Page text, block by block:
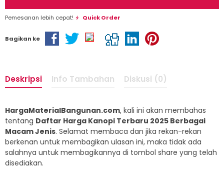
Pemesanan lebih cepat! Quick Order
Bagikan ke
Deskripsi Info Tambahan Diskusi (0)
HargaMaterialBangunan.com, kali ini akan membahas
tentang Daftar Harga Kanopi Terbaru 2025 Berbagai
Macam Jenis. Selamat membaca dan jika rekan-rekan
berkenan untuk membagikan ulasan ini, maka tidak ada
salahnya untuk membagikannya di tombol share yang telah
disediakan.